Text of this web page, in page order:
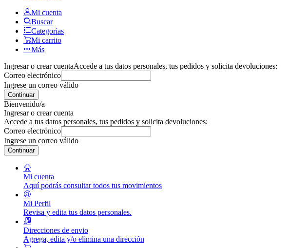
Mi cuenta
Buscar
Categorías
Mi carrito
Más
Ingresar o crear cuentaAccede a tus datos personales, tus pedidos y solicita devoluciones:
Correo electrónico
Ingrese un correo válido
Continuar
Bienvenido/a
Ingresar o crear cuenta
Accede a tus datos personales, tus pedidos y solicita devoluciones:
Correo electrónico
Ingrese un correo válido
Continuar
Mi cuenta
Aquí podrás consultar todos tus movimientos
Mi Perfil
Revisa y edita tus datos personales.
Direcciones de envio
Agrega, edita y/o elimina una dirección